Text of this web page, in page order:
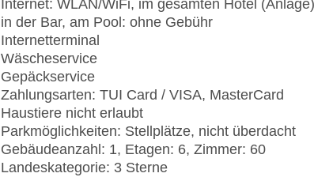
Internet: WLAN/WiFi, im gesamten Hotel
in der Bar, am Pool: ohne Gebühr
Internetterminal
Wäscheservice
Gepäckservice
Zahlungsarten: TUI Card / VISA, MasterCard
Haustiere nicht erlaubt
Parkmöglichkeiten: Stellplätze, nicht überdacht
Gebäudeanzahl: 1, Etagen: 6, Zimmer: 60
Landeskategorie: 3 Sterne